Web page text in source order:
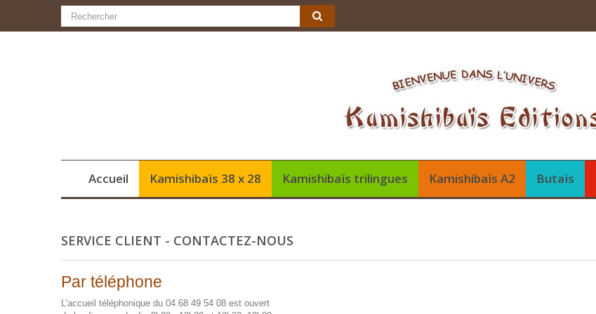
Accueil Kamishibaïs 38 x 28 Kamishibaïs trilingues Kamishibaïs A2 Butaïs
SERVICE CLIENT - CONTACTEZ-NOUS
Par téléphone
L'accueil téléphonique du 04 68 49 54 08 est ouvert